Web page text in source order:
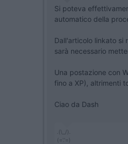
Si poteva
automatico della
Dall'articolo linkato si
sarà necessario
Una postazione con
fino a XP), altrimenti
Ciao da Dash
.(\_/).
(='.'=)